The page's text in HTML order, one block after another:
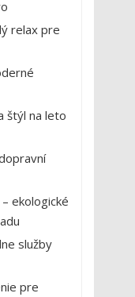
relax pre
štýl na leto
ekologické
služby
pre